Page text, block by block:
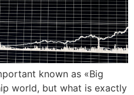
known as «Big
world, but what is exactly